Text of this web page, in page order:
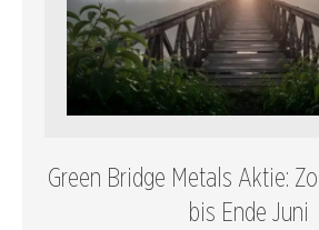
Green Bridge Metals Aktie:
bis Ende Juni